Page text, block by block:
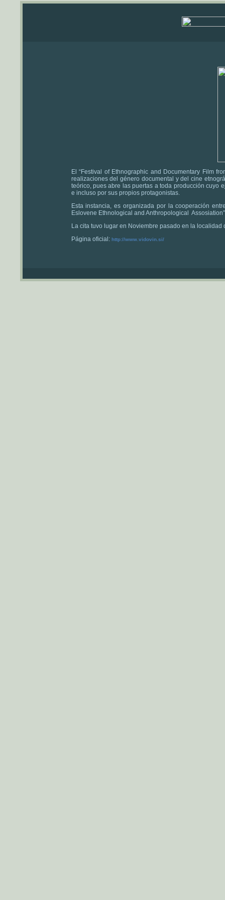
El “Festival of Ethnographic and Documentary Film
realizaciones del género documental y del cine
teórico, pues abre las puertas a toda producción cuyo
e incluso por sus propios protagonistas.
Esta instancia, es organizada por la cooperación
Eslovene Ethnological and Anthropological
La cita tuvo lugar en Noviembre pasado en la localidad
Página oficial: http://www.vidovin.si/